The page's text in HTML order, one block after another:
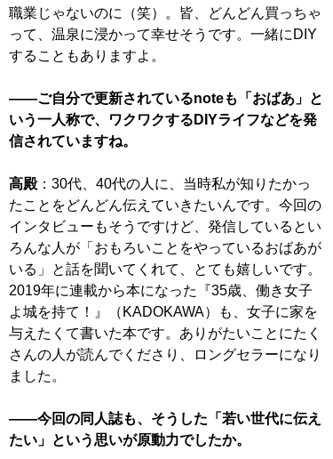
職業じゃないのに（笑）。皆、どんどん買っちゃ
って、温泉に浸かって幸せそうです。一緒にDIY
することもありますよ。
――ご自分で更新されているnoteも「おばあ」と
いう一人称で、ワクワクするDIYライフなどを発
信されていますね。
高殿：30代、40代の人に、当時私が知りたかっ
たことをどんどん伝えていきたいんです。今回の
インタビューもそうですけど、発信しているとい
ろんな人が「おもろいことをやっているおばあが
いる」と話を聞いてくれて、とても嬉しいです。
2019年に連載から本になった『35歳、働き女子
よ城を持て！』（KADOKAWA）も、女子に家を
与えたくて書いた本です。ありがたいことにたく
さんの人が読んでくださり、ロングセラーになり
ました。
――今回の同人誌も、そうした「若い世代に伝え
たい」という思いが原動力でしたか。